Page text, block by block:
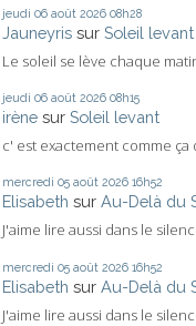
jeudi 06 août 2026 08h28
Jauneyris sur Soleil levant
Le soleil se lève chaque
jeudi 06 août 2026 08h15
irène sur Soleil levant
c' est exactement comme ça
mercredi 05 août 2026 16h52
Elisabeth sur Au-Delà du
J'aime lire aussi dans le
mercredi 05 août 2026 16h52
Elisabeth sur Au-Delà du
J'aime lire aussi dans le